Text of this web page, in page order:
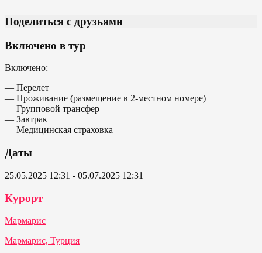
Поделиться с друзьями
Включено в тур
Включено:
— Перелет
— Проживание (размещение в 2-местном номере)
— Групповой трансфер
— Завтрак
— Медицинская страховка
Даты
25.05.2025 12:31 - 05.07.2025 12:31
Курорт
Мармарис
Мармарис, Турция